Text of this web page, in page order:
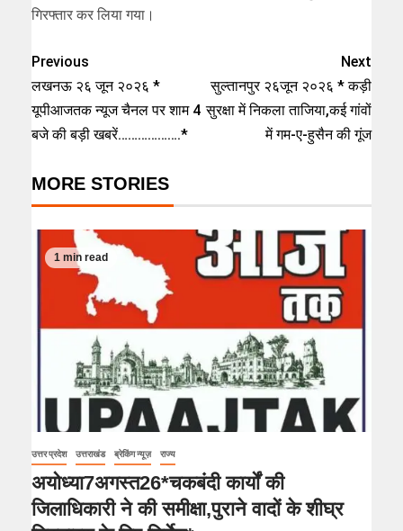
गिरफ्तार कर लिया गया।
Previous
लखनऊ २६ जून २०२६ *
यूपीआजतक न्यूज चैनल पर शाम 4
बजे की बड़ी खबरें……………….*
Next
सुल्तानपुर २६जून २०२६ * कड़ी
सुरक्षा में निकला ताजिया,कई गांवों
में गम-ए-हुसैन की गूंज
MORE STORIES
1 min read
उत्तर प्रदेश उत्तराखंड ब्रेकिंग न्यूज़ राज्य
अयोध्या7अगस्त26*चकबंदी कार्यों की
जिलाधिकारी ने की समीक्षा,पुराने वादों के शीघ्र